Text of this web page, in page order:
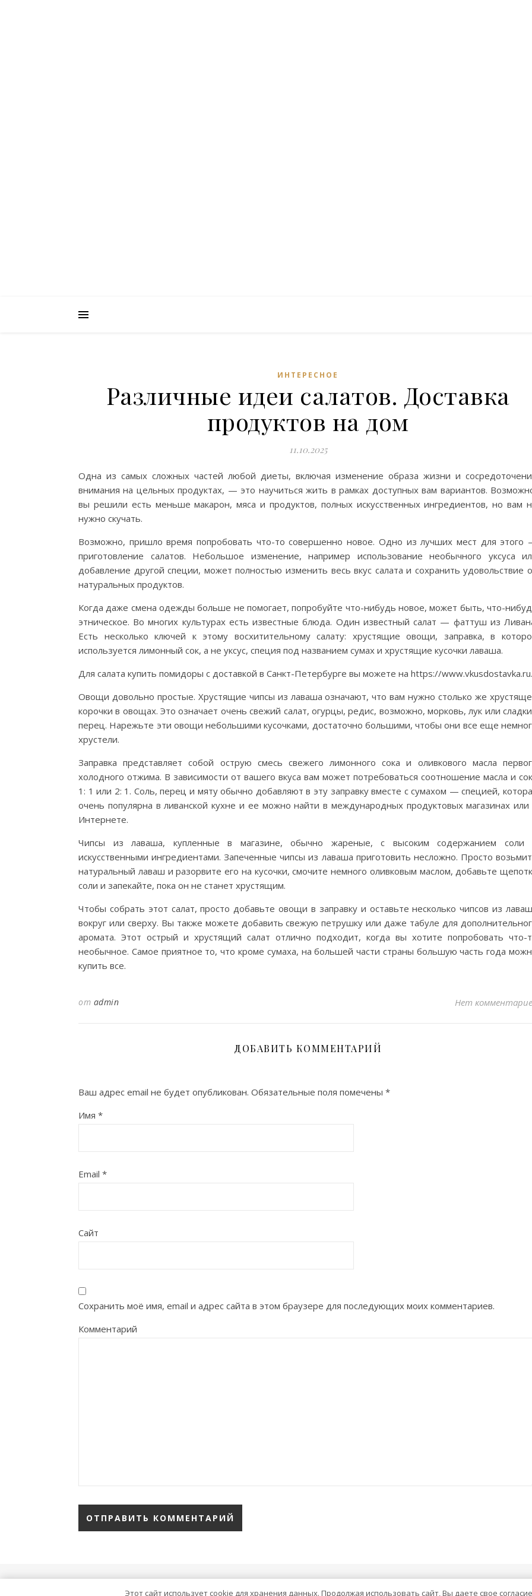
ИНТЕРЕСНОЕ
Различные идеи салатов. Доставка
продуктов на дом
11.10.2025
Одна из самых сложных частей любой диеты, включая изменение образа жизни и
внимания на цельных продуктах, — это научиться жить в рамках доступных вам вариантов.
вы решили есть меньше макарон, мяса и продуктов, полных искусственных ингредиентов, но вам
нужно скучать.
Возможно, пришло время попробовать что-то совершенно новое. Одно из лучших мест для этого
приготовление салатов. Небольшое изменение, например использование необычного уксуса
добавление другой специи, может полностью изменить весь вкус салата и сохранить удовольствие
натуральных продуктов.
Когда даже смена одежды больше не помогает, попробуйте что-нибудь новое, может быть, что-
этническое. Во многих культурах есть известные блюда. Один известный салат — фаттуш из
Есть несколько ключей к этому восхитительному салату: хрустящие овощи, заправка, в
используется лимонный сок, а не уксус, специя под названием сумах и хрустящие кусочки лаваша.
Для салата купить помидоры с доставкой в Санкт-Петербурге вы можете на https://www.vkusdostavka.ru.
Овощи довольно простые. Хрустящие чипсы из лаваша означают, что вам нужно столько же
корочки в овощах. Это означает очень свежий салат, огурцы, редис, возможно, морковь, лук или
перец. Нарежьте эти овощи небольшими кусочками, достаточно большими, чтобы они все еще
хрустели.
Заправка представляет собой острую смесь свежего лимонного сока и оливкового масла
холодного отжима. В зависимости от вашего вкуса вам может потребоваться соотношение масла и
1: 1 или 2: 1. Соль, перец и мяту обычно добавляют в эту заправку вместе с сумахом — специей,
очень популярна в ливанской кухне и ее можно найти в международных продуктовых магазинах или
Интернете.
Чипсы из лаваша, купленные в магазине, обычно жареные, с высоким содержанием соли
искусственными ингредиентами. Запеченные чипсы из лаваша приготовить несложно. Просто
натуральный лаваш и разорвите его на кусочки, смочите немного оливковым маслом, добавьте
соли и запекайте, пока он не станет хрустящим.
Чтобы собрать этот салат, просто добавьте овощи в заправку и оставьте несколько чипсов из
вокруг или сверху. Вы также можете добавить свежую петрушку или даже табуле для
аромата. Этот острый и хрустящий салат отлично подходит, когда вы хотите попробовать что-
необычное. Самое приятное то, что кроме сумаха, на большей части страны большую часть года
купить все.
от admin Нет
ДОБАВИТЬ КОММЕНТАРИЙ
Ваш адрес email не будет опубликован. Обязательные поля помечены *
Имя *
Email *
Сайт
Сохранить моё имя, email и адрес сайта в этом браузере для последующих моих комментариев.
Комментарий
Этот сайт использует cookie для хранения данных. Продолжая использовать сайт, Вы даете свое